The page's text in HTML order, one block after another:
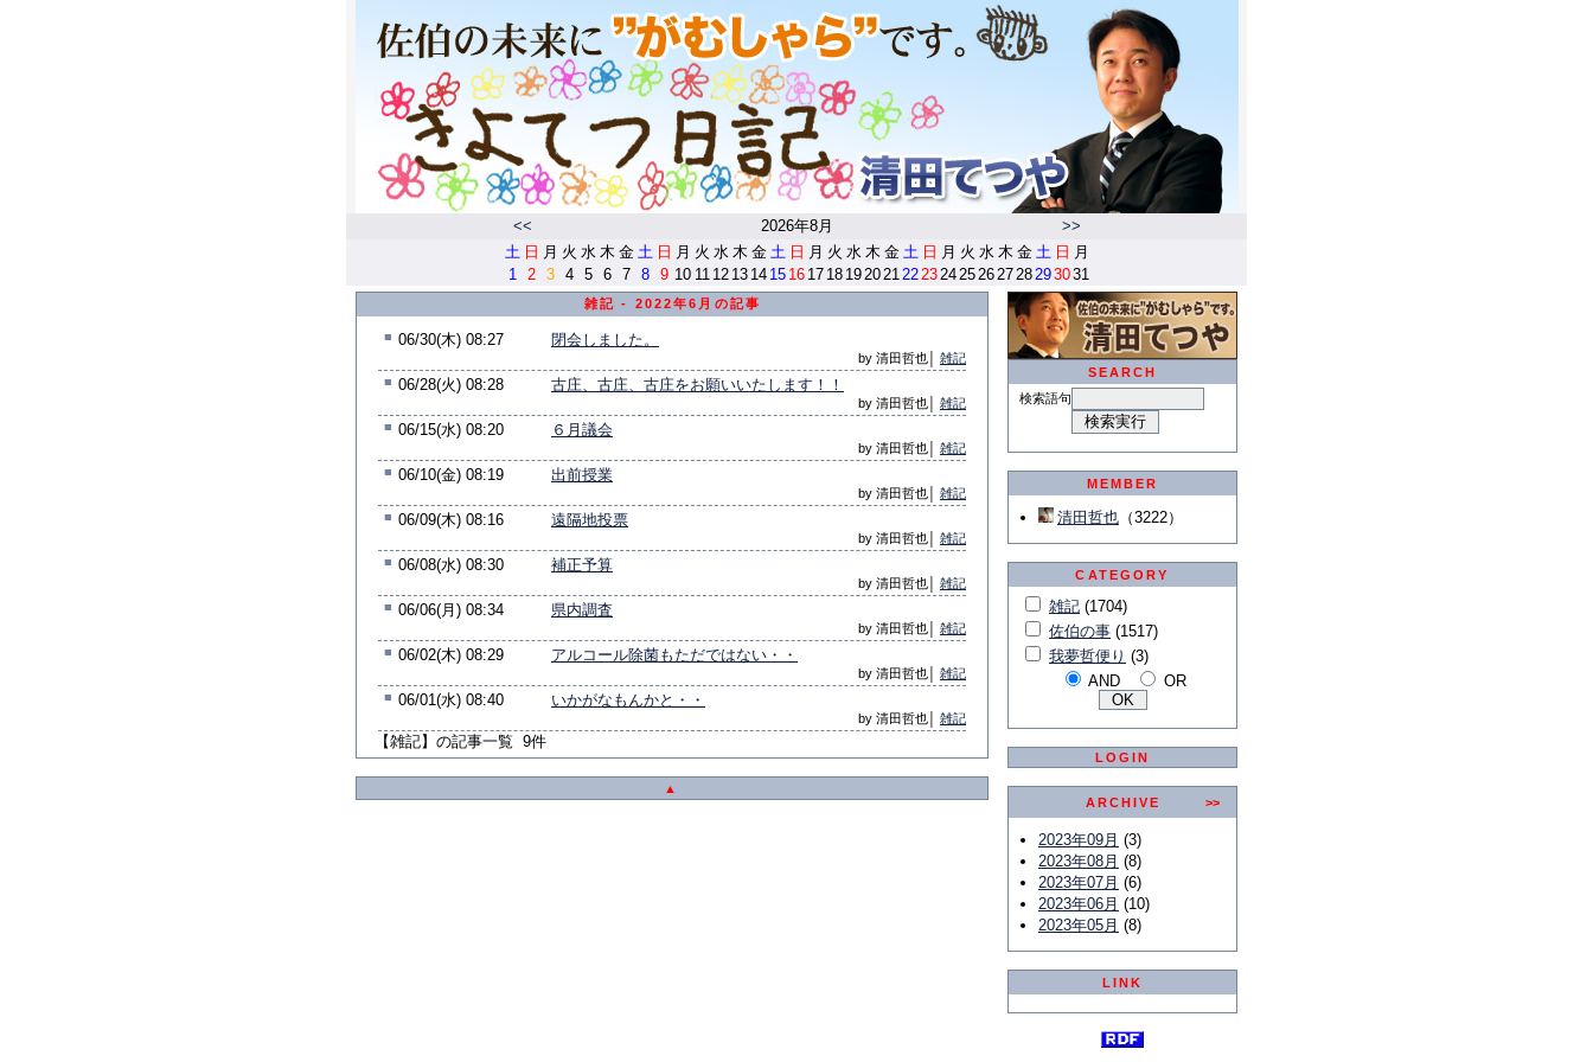
<< 2026年8月
>>
土 日 月 火 水 木 金 土 日 月 火 水 木 金 土 日 月 火 水 木 金 土 日 月 火 水 木 金 土 日 月
1
2 3 4 5 6 7 8 9 10 11 12 13 14 15 16 17 18 19202122232425262728293031
雑記 - 2022年6月の記事
■ 06/30(木) 08:27 閉会しました。
by 清田哲也│ 雑記
■ 06/28(火) 08:28 古庄、古庄、古庄をお願いいたします！！
by 清田哲也│ 雑記
■ 06/15(水) 08:20 ６月議会
by 清田哲也│ 雑記
■ 06/10(金) 08:19 出前授業
by 清田哲也│ 雑記
■ 06/09(木) 08:16 遠隔地投票
by 清田哲也│ 雑記
■ 06/08(水) 08:30 補正予算
by 清田哲也│ 雑記
■ 06/06(月) 08:34 県内調査
by 清田哲也│ 雑記
■ 06/02(木) 08:29 アルコール除菌もただではない・・
by 清田哲也│ 雑記
■ 06/01(水) 08:40 いかがなもんかと・・
by 清田哲也│ 雑記
【雑記】の記事一覧 9件
▲
SEARCH
検索語句
MEMBER
清田哲也 （3222）
CATEGORY
雑記 (1704)
佐伯の事 (1517)
我夢哲便り (3)
AND
OR
LOGIN
ARCHIVE >>
2023年09月 (3)
2023年08月 (8)
2023年07月 (6)
2023年06月 (10)
2023年05月 (8)
LINK